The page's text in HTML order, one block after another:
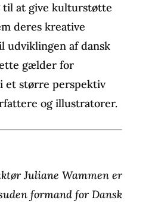
til at give kulturstøtte
deres kreative
udviklingen af dansk
gælder for
et større perspektiv
og illustratorer.
Juliane Wammen er
formand for Dansk